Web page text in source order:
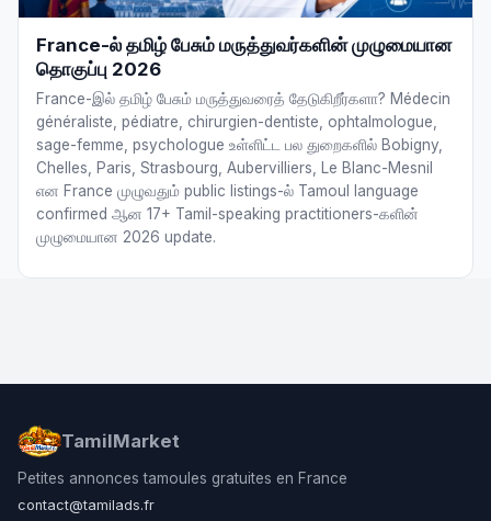
France-ல் தமிழ் பேசும் மருத்துவர்களின் முழுமையான
தொகுப்பு 2026
France-இல் தமிழ் பேசும் மருத்துவரைத் தேடுகிறீர்களா? Médecin
généraliste, pédiatre, chirurgien-dentiste, ophtalmologue,
sage-femme, psychologue உள்ளிட்ட பல துறைகளில் Bobigny,
Chelles, Paris, Strasbourg, Aubervilliers, Le Blanc-Mesnil
என France முழுவதும் public listings-ல் Tamoul language
confirmed ஆன 17+ Tamil-speaking practitioners-களின்
முழுமையான 2026 update.
TamilMarket
Petites annonces tamoules gratuites en France
contact@tamilads.fr